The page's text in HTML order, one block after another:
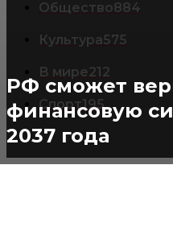
РФ сможет
финансовую
2037 года
Общество884
Культура575
В мире212
Спорт195